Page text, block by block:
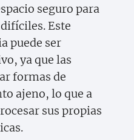
seguro para
Este
puede ser
ya que las
formas de
ajeno, lo que a
sus propias